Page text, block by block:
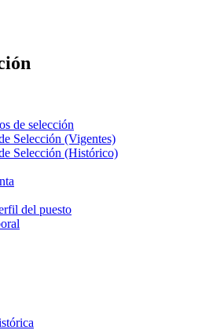
de selección
Selección (Vigentes)
Selección (Histórico)
del puesto